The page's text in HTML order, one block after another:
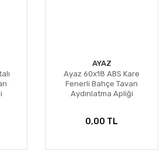
AYAZ
Ayaz 60x18 ABS Kare
Fenerli Bahçe Tavan
Aydınlatma Apliği
0,00 TL